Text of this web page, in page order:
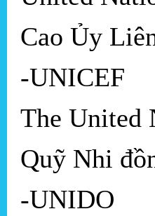
Cao Ủy
-UNICEF
The United
Quỹ Nhi
-UNIDO